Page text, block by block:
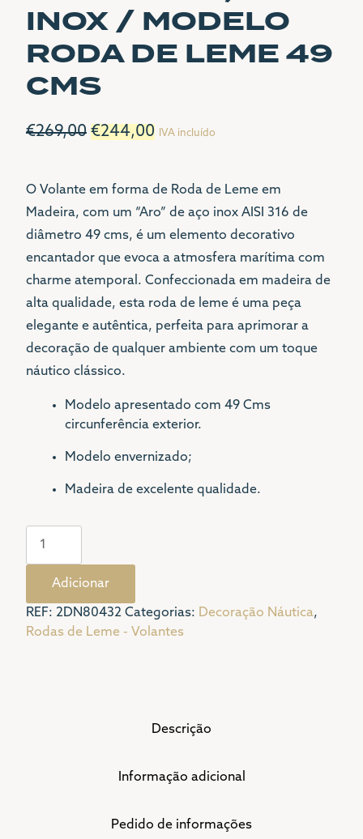
(+351) 21 342 1001
SEDE
(+351) 21 342 1001
LGL@LGL.PT
MORADA
AVENIDA 24 DE JULHO
Nº1 G
1200-478 LISBOA
CONTACTOS
INOX / MODELO
RODA DE LEME 49
CMS
€269,00 O
original
era:
€269,00.
€244,00 O
atual
é:
IVA incluído
O Volante em forma de Roda de Leme em
Madeira, com um “Aro” de aço inox AISI 316 de
diâmetro 49 cms, é um elemento decorativo
encantador que evoca a atmosfera marítima com
charme atemporal. Confeccionada em madeira de
alta qualidade, esta roda de leme é uma peça
elegante e autêntica, perfeita para aprimorar a
decoração de qualquer ambiente com um toque
náutico clássico.
Modelo apresentado com 49 Cms
circunferência exterior.
Modelo envernizado;
Madeira de excelente qualidade.
INOX
/
Adicionar
REF: 2DN80432 Categorias: Decoração Náutica,
Rodas de Leme - Volantes
Descrição
Informação adicional
Pedido de informações